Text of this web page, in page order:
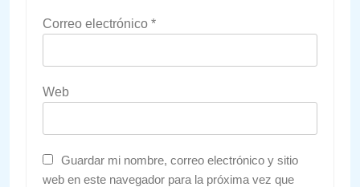
Correo electrónico *
Web
Guardar mi nombre, correo electrónico y sitio
web en este navegador para la próxima vez que